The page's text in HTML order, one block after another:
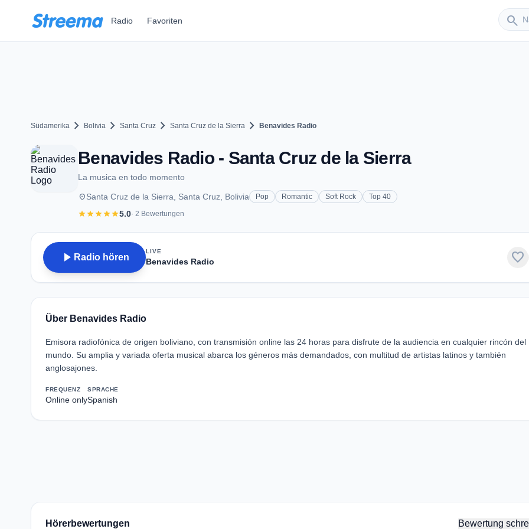
Radio Favoriten search
Südamerika chevron_right Bolivia chevron_right Santa Cruz chevron_right Santa Cruz de la Sierra chevron_right Benavides Radio
Benavides Radio - Santa Cruz de la Sierra
La musica en todo momento
placeSanta Cruz de la Sierra, Santa Cruz, Bolivia Pop Romantic Soft Rock Top 40
starstarstarstarstar5.0· 2 Bewertungen
play_arrow Radio hören
LIVE
Benavides Radio favorite
Über Benavides Radio
Emisora radiofónica de origen boliviano, con transmisión online las 24 horas para disfrute de la audiencia en cualquier rincón del
mundo. Su amplia y variada oferta musical abarca los géneros más demandados, con multitud de artistas latinos y también
anglosajones.
FREQUENZ
Online only
SPRACHE
Spanish
Hörerbewertungen Bewertung